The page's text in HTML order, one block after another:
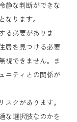
静な判断ができな
ります。
る必要がありま
居を見つける必要
視できません。ま
ニティとの関係が
クがあります。
な選択肢なのかを